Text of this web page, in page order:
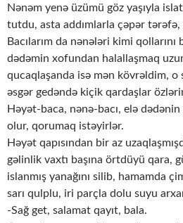
Nənəm yenə üzümü göz yaşıyla
tutdu, asta addımlarla çəpər tərəfə,
Bacılarım da nənələri kimi qollarını
dədəmin xofundan halallaşmaq
qucaqlaşanda isə mən kövrəldim,
əsgər gedəndə kiçik qardaşlar
Həyət-baca, nənə-bacı, elə
olur, qorumaq istəyirlər.
Həyət qapısından bir az
gəlinlik vaxtı başına örtdüyü qara,
islanmış yanağını silib, hamamda
sarı qulplu, iri parçla dolu suyu
-Sağ get, salamat qayıt, bala.